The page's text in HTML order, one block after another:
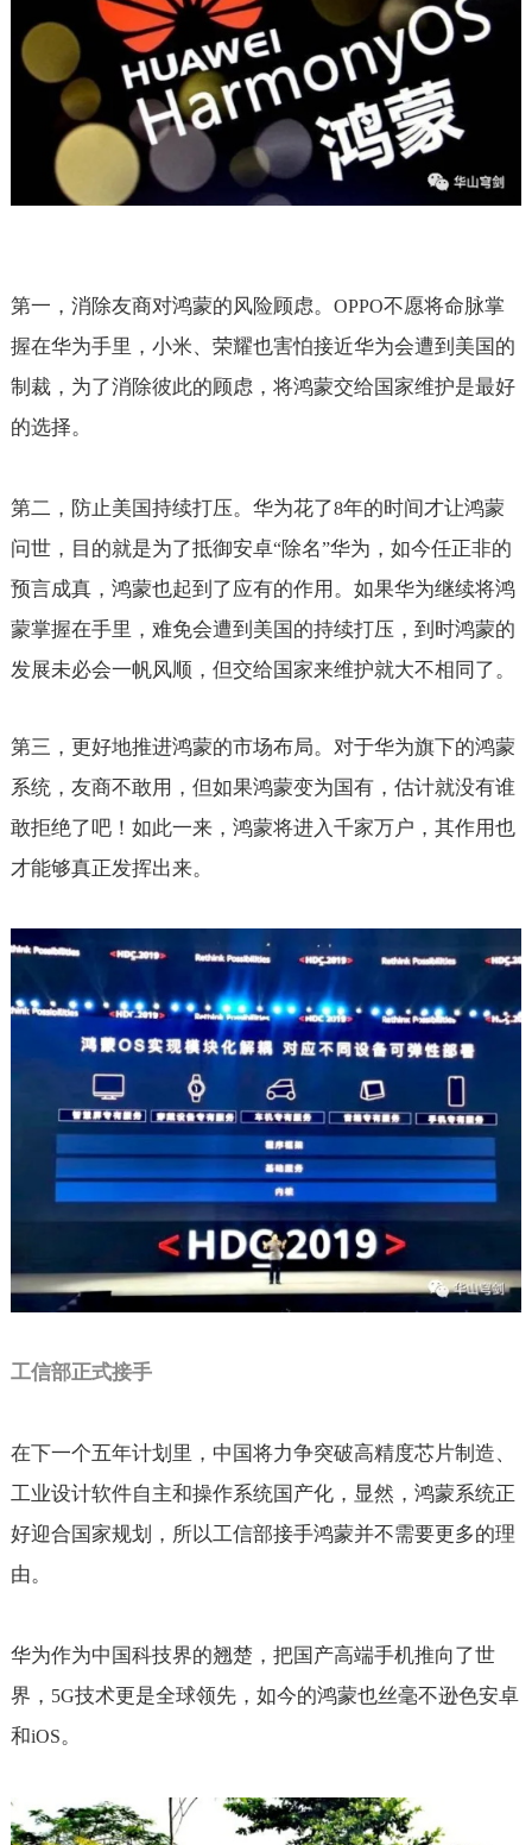
第一，消除友商对鸿蒙的风险顾虑。 OPPO不愿将命脉掌
握在华为手里，小米、荣耀也害怕接近华为会遭到美国的
制裁，为了消除彼此的顾虑，将鸿蒙交给国家维护是最好
的选择。
第二，防止美国持续打压。华为花了8年的时间才让鸿蒙
问世，目的就是为了抵御安卓“除名”华为，如今任正非的
预言成真，鸿蒙也起到了应有的作用。如果华为继续将鸿
蒙掌握在手里，难免会遭到美国的持续打压，到时鸿蒙的
发展未必会一帆风顺，但交给国家来维护就大不相同了。
第三，更好地推进鸿蒙的市场布局。对于华为旗下的鸿蒙
系统，友商不敢用，但如果鸿蒙变为国有，估计就没有谁
敢拒绝了吧！如此一来，鸿蒙将进入千家万户，其作用也
才能够真正发挥出来。
工信部正式接手
在下一个五年计划里，中国将力争突破高精度芯片制造、
工业设计软件自主和操作系统国产化，显然，鸿蒙系统正
好迎合国家规划，所以工信部接手鸿蒙并不需要更多的理
由。
华为作为中国科技界的翘楚，把国产高端手机推向了世
界， 5G技术更是全球领先，如今的鸿蒙也丝毫不逊色安卓
和iOS。